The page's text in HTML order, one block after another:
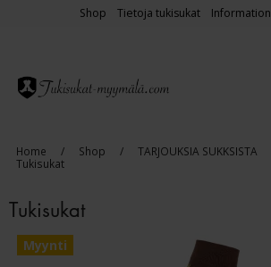
Shop Tietoja tukisukat Information
Home / Shop / TARJOUKSIA SUKKSISTA
Tukisukat
Tukisukat
Myynti